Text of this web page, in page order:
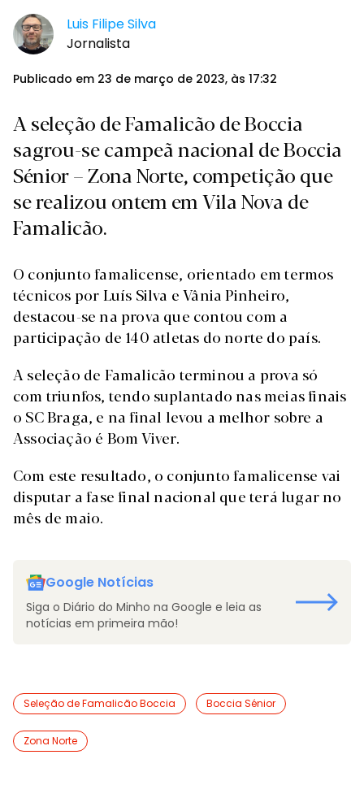
Luis Filipe Silva
Jornalista
Publicado em 23 de março de 2023, às 17:32
A seleção de Famalicão de Boccia
sagrou-se campeã nacional de Boccia
Sénior – Zona Norte, competição que
se realizou ontem em Vila Nova de
Famalicão.
O conjunto famalicense, orientado em termos
técnicos por Luís Silva e Vânia Pinheiro,
destacou-se na prova que contou com a
participação de 140 atletas do norte do país.
A seleção de Famalicão terminou a prova só
com triunfos, tendo suplantado nas meias finais
o SC Braga, e na final levou a melhor sobre a
Associação é Bom Viver.
Com este resultado, o conjunto famalicense vai
disputar a fase final nacional que terá lugar no
mês de maio.
Google Notícias
Siga o Diário do Minho na Google e leia as
notícias em primeira mão!
Seleção de Famalicão Boccia Boccia Sénior
Zona Norte